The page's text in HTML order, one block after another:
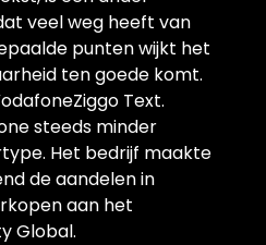
veel weg heeft van
punten wijkt het
ten goede komt.
Text.
steeds minder
Het bedrijf maakte
de aandelen in
aan het
Global.